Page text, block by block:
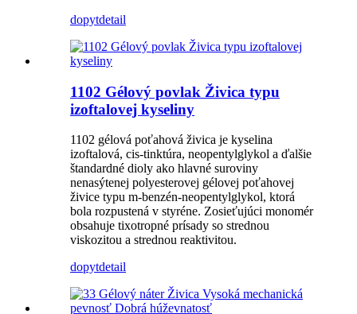
dopytdetail
1102 Gélový povlak Živica typu
izoftalovej kyseliny
1102 gélová poťahová živica je kyselina
izoftalová, cis-tinktúra, neopentylglykol a ďalšie
štandardné dioly ako hlavné suroviny
nenasýtenej polyesterovej gélovej poťahovej
živice typu m-benzén-neopentylglykol, ktorá
bola rozpustená v styréne. Zosieťujúci monomér
obsahuje tixotropné prísady so strednou
viskozitou a strednou reaktivitou.
dopytdetail